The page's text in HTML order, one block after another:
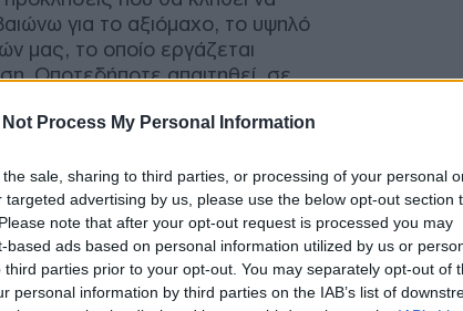
Not Process My Personal Information
sale, sharing to third parties, or processing of your personal
advertising by us, please use the below opt-out section
note that after your opt-out request is processed you may
based ads based on personal information utilized by us or
third parties prior to your opt-out. You may separately opt-out of
personal information by third parties on the IAB’s list of
για το αξιόμαχο, το υψηλό
μας, το οποίο εργάζεται
Οποτεδήποτε απαιτηθεί, σε
είμαστε καθόλα έτοιμοι να
τα κυριαρχικά μας
Άλλωστε εκεί όπου επικρατεί η
και ισχύ.»
Νέα
07/
ΗΠΑ: Η
έως 500%
ΔΙΕΘΝΗ
07/08/